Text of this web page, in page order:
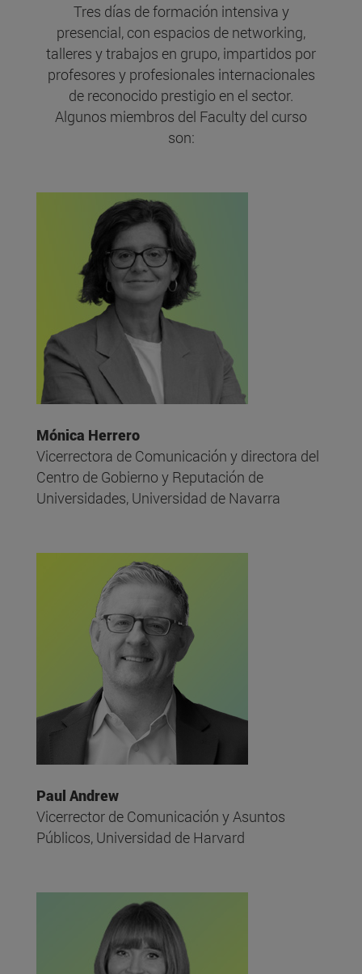
Tres días de formación intensiva y
presencial, con espacios de networking,
talleres y trabajos en grupo, impartidos por
profesores y profesionales internacionales
de reconocido prestigio en el sector.
Algunos miembros del Faculty del curso
son:
Mónica Herrero
Vicerrectora de Comunicación y directora del
Centro de Gobierno y Reputación de
Universidades, Universidad de Navarra
Paul Andrew
Vicerrector de Comunicación y Asuntos
Públicos, Universidad de Harvard